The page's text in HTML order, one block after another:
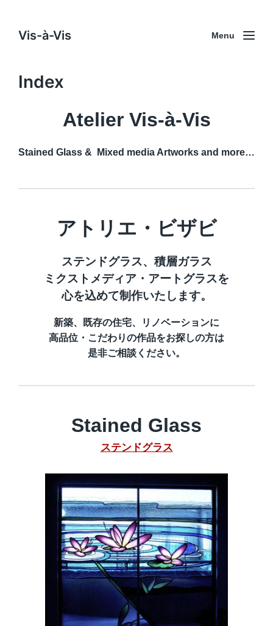
Vis-à-Vis Menu
Index
Atelier Vis-à-Vis
Stained Glass & Mixed media Artworks and more…
アトリエ・ビザビ
ステンドグラス、 積層ガラス
ミクストメディア・アートグラスを
心を込めて制作いたします。
新築、既存の住宅、リノベーションに
高品位・こだわりの作品をお探しの方は
是非ご相談ください。
Stained Glass
ステンドグラス